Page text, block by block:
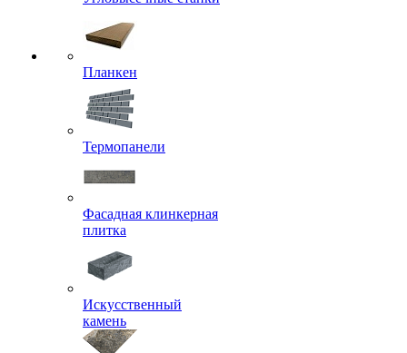
Планкен
Термопанели
Фасадная клинкерная
плитка
Искусственный
камень